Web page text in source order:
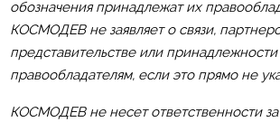
обозначения принадлежат их
КОСМОДЕВ не заявляет о связи,
представительстве или принадлежности
правообладателям, если это прямо не
КОСМОДЕВ не несет ответственности